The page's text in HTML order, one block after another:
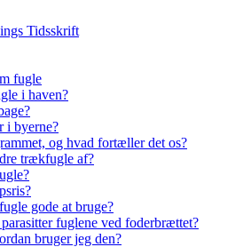
Tidsskrift
fugle
i haven?
i byerne?
og hvad fortæller det os?
trækfugle af?
gode at bruge?
fuglene ved foderbrættet?
bruger jeg den?